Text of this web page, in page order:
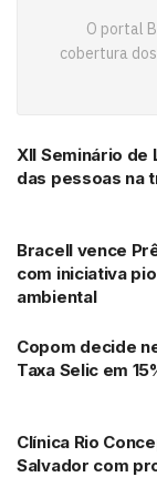
O portal
cobertura
XII Seminário
das pessoas na
Bracell vence
com iniciativa
ambiental
Copom decide
Taxa Selic em
Clínica Rio
Salvador com